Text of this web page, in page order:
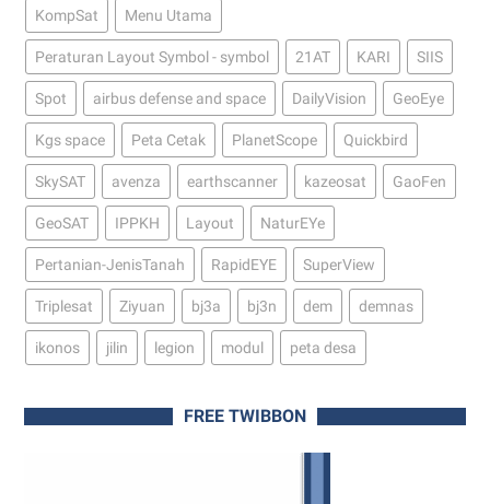
KompSat Menu Utama
Peraturan Layout Symbol - symbol 21AT KARI SIIS
Spot airbus defense and space DailyVision GeoEye
Kgs space Peta Cetak PlanetScope Quickbird
SkySAT avenza earthscanner kazeosat GaoFen
GeoSAT IPPKH Layout NaturEYe
Pertanian-JenisTanah RapidEYE SuperView
Triplesat Ziyuan bj3a bj3n dem demnas
ikonos jilin legion modul peta desa
FREE TWIBBON